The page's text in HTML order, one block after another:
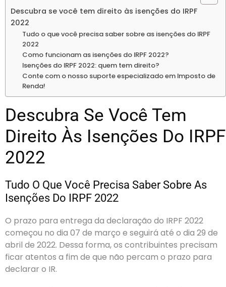
Descubra se você tem direito às isenções do IRPF
2022
Tudo o que você precisa saber sobre as isenções do IRPF
2022
Como funcionam as isenções do IRPF 2022?
Isenções do IRPF 2022: quem tem direito?
Conte com o nosso suporte especializado em Imposto de
Renda!
Descubra Se Você Tem
Direito Às Isenções Do IRPF
2022
Tudo O Que Você Precisa Saber Sobre As
Isenções Do IRPF 2022
O prazo para entrega da declaração do IRPF 2022
começou no dia 07 de março e seguirá até o dia 29 de
abril de 2022. Dessa forma, os contribuintes precisam
ficar atentos a fim de que não percam o prazo para
declarar o IR.